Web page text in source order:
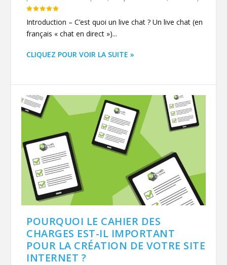
Introduction – C’est quoi un live chat ? Un live chat (en
français « chat en direct »)...
CLIQUEZ POUR VOIR LA SUITE »
POURQUOI LE CAHIER DES
CHARGES EST-IL IMPORTANT
POUR LA CRÉATION DE VOTRE SITE
INTERNET ?